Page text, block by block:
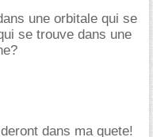
une orbitale qui se
se trouve dans une
dans ma quete!